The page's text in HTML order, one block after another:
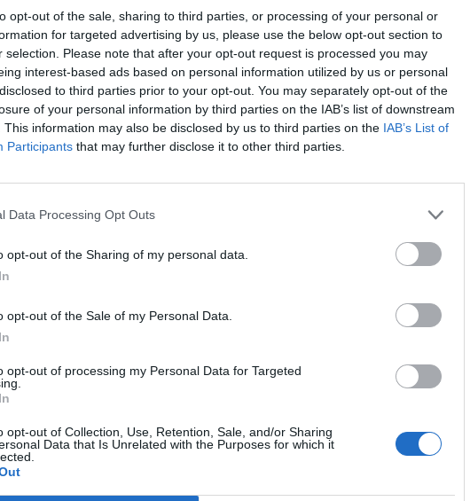
opt-out of the sale, sharing to third parties, or processing of your personal or
for targeted advertising by us, please use the below opt-out section to
selection. Please note that after your opt-out request is processed you may
interest-based ads based on personal information utilized by us or personal
to third parties prior to your opt-out. You may separately opt-out of the
of your personal information by third parties on the IAB’s list of downstream
This information may also be disclosed by us to third parties on the IAB’s List of
Participants that may further disclose it to other third parties.
Data Processing Opt Outs
opt-out of the Sharing of my personal data.
opt-out of the Sale of my Personal Data.
opt-out of processing my Personal Data for Targeted
opt-out of Collection, Use, Retention, Sale, and/or Sharing
Data that Is Unrelated with the Purposes for which it
INSIDE STORIES
Έρευνα σε γονείς και παιδιά για την
διατροφική αξία του αμυγδάλου
21:10 @17-07-2016
INSIDE STORIES
Λευκή πατάτα vs. γλυκοπατάτα: Θερμίδες
21:46 @25-10-2015
Αβγό: Θερμίδες και διατροφική αξία στον
κρόκο και το ασπράδι (πίνακας)